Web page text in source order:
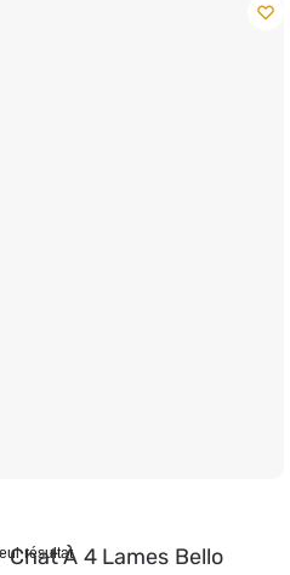
Chat À 4 Lames Bello
résultat